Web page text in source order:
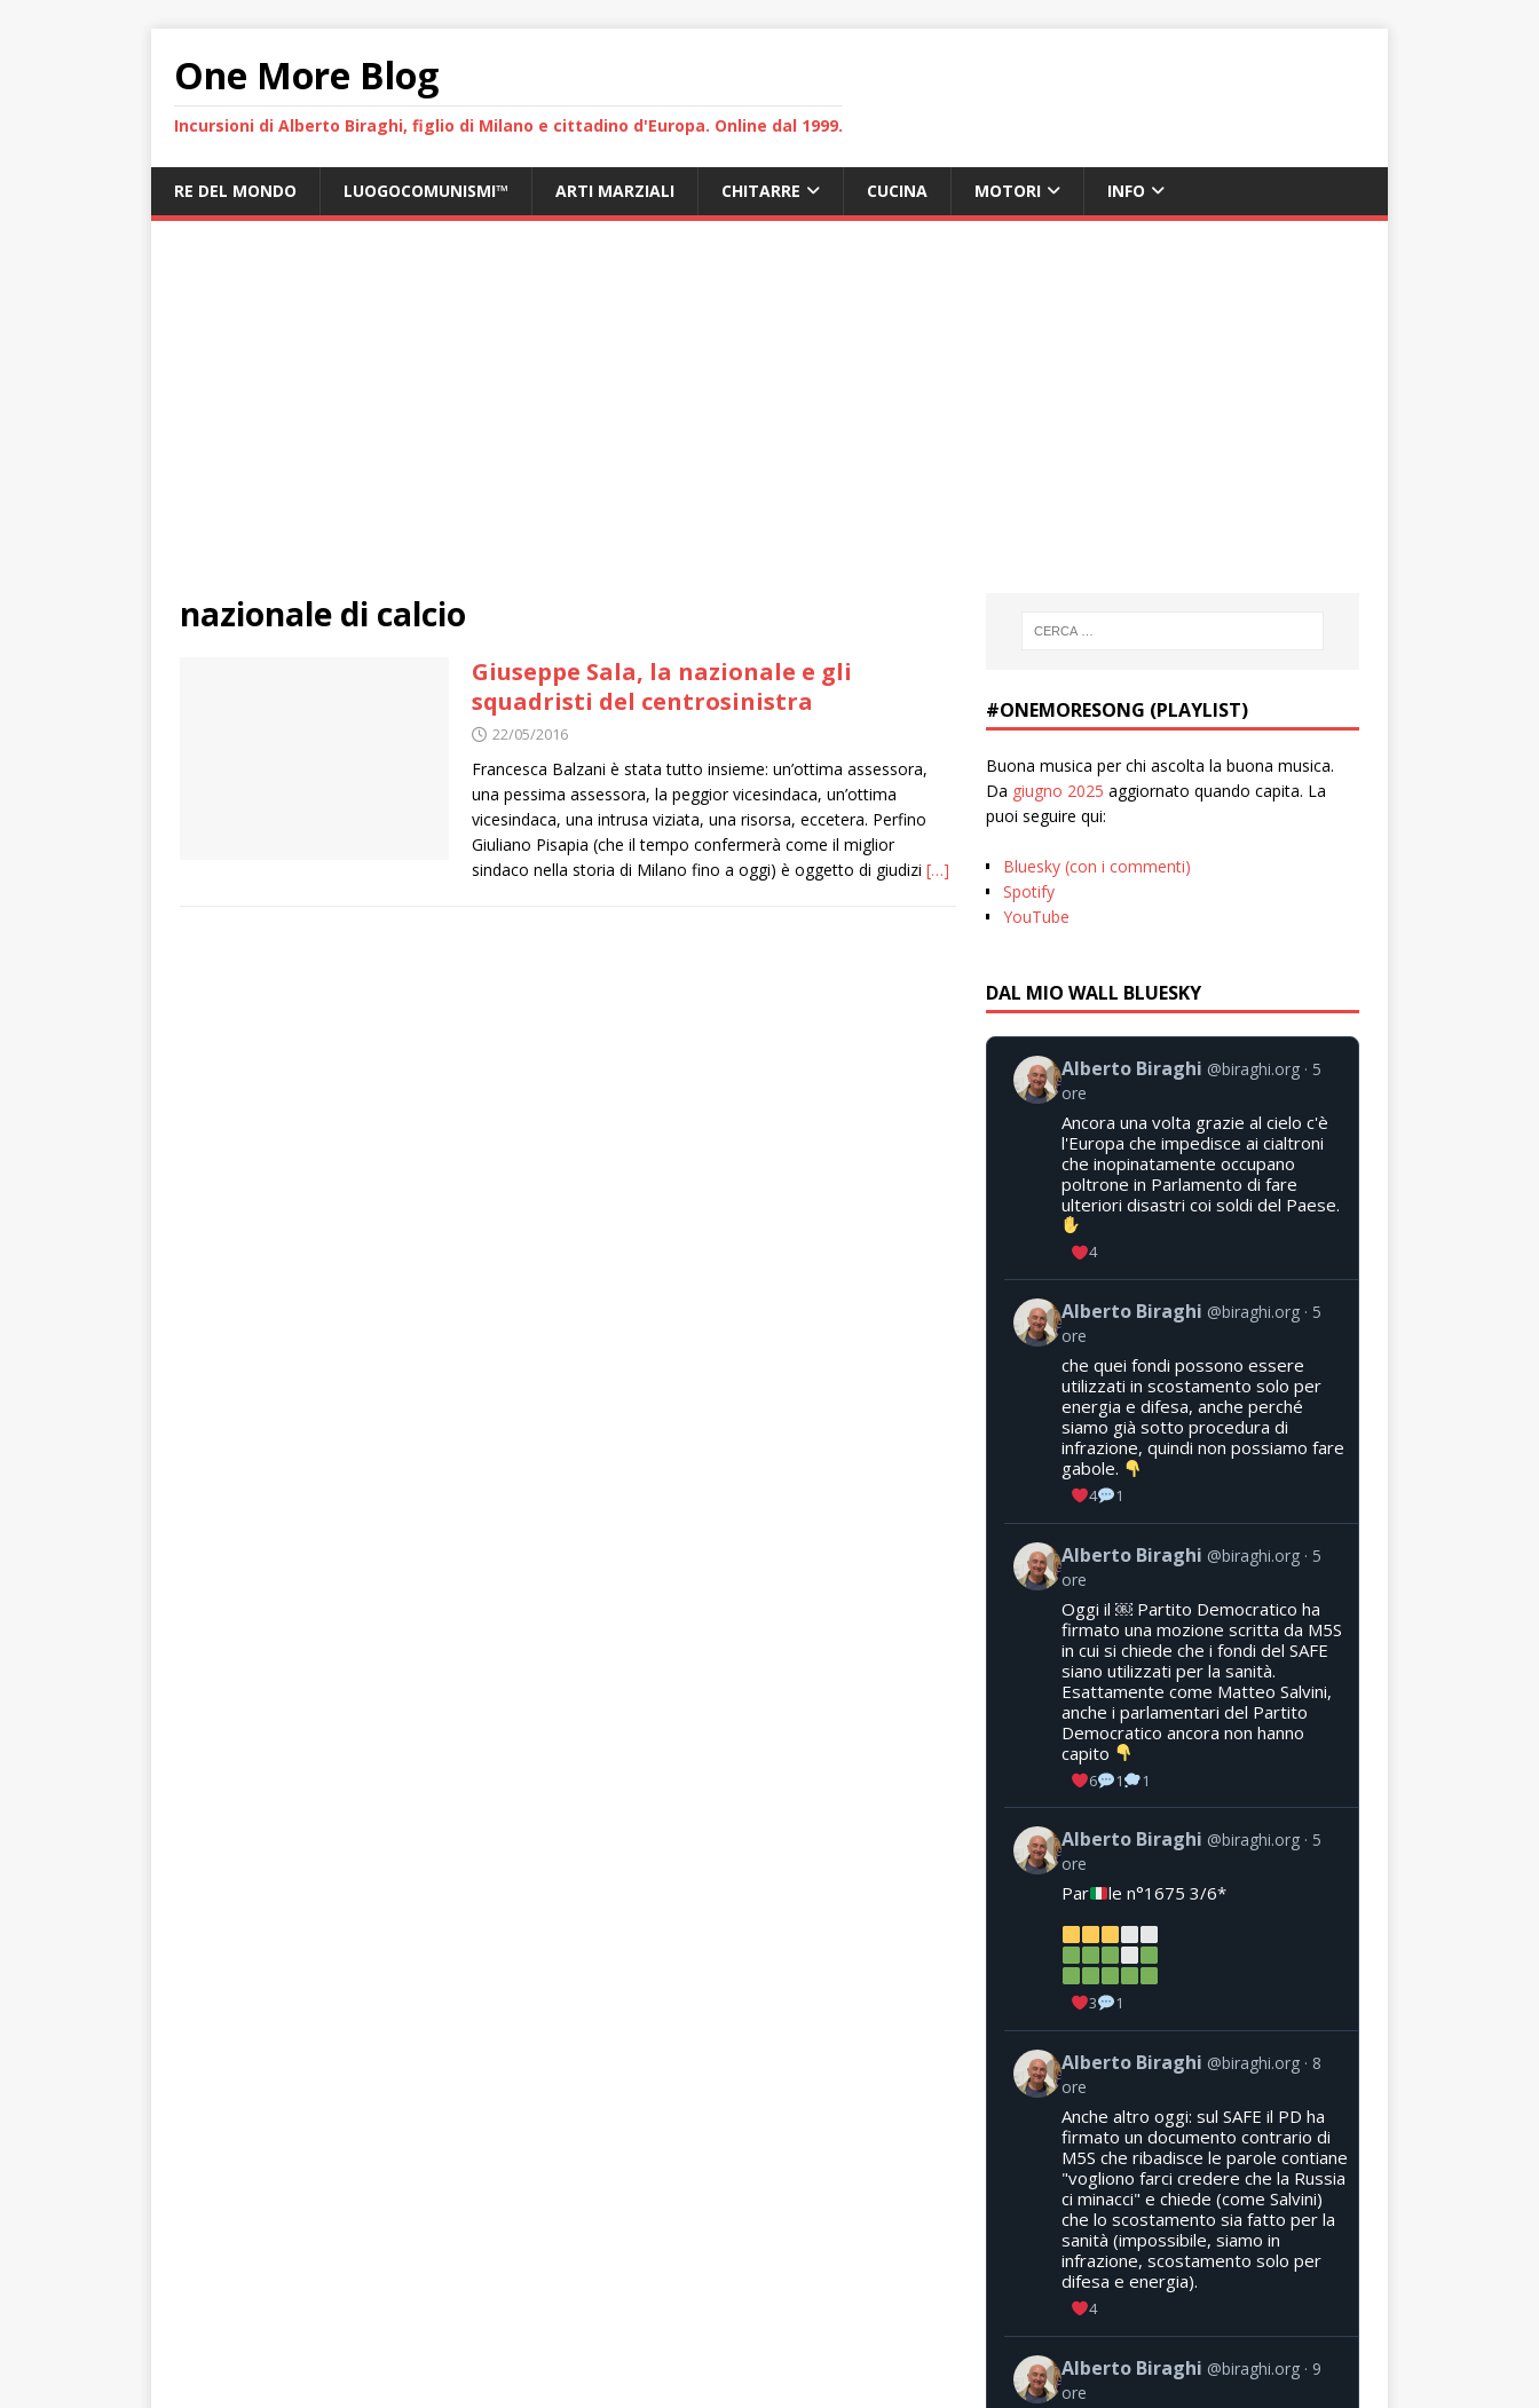
One More Blog
Incursioni di Alberto Biraghi, figlio di Milano e cittadino d'Europa. Online dal 1999.
RE DEL MONDO LUOGOCOMUNISMI™ ARTI MARZIALI CHITARRE CUCINA MOTORI INFO
nazionale di calcio
Giuseppe Sala, la nazionale e gli
squadristi del centrosinistra
22/05/2016
Francesca Balzani è stata tutto insieme: un’ottima assessora,
una pessima assessora, la peggior vicesindaca, un’ottima
vicesindaca, una intrusa viziata, una risorsa, eccetera. Perfino
Giuliano Pisapia (che il tempo confermerà come il miglior
sindaco nella storia di Milano fino a oggi) è oggetto di giudizi […]
#ONEMORESONG (PLAYLIST)
Buona musica per chi ascolta la buona musica.
Da giugno 2025 aggiornato quando capita. La
puoi seguire qui:
Bluesky (con i commenti)
Spotify
YouTube
DAL MIO WALL BLUESKY
Alberto Biraghi @biraghi.org
5
ore
Ancora una volta grazie al cielo c'è
l'Europa che impedisce ai cialtroni
che inopinatamente occupano
poltrone in Parlamento di fare
ulteriori disastri coi soldi del Paese.
4
Alberto Biraghi @biraghi.org
5
ore
che quei fondi possono essere
utilizzati in scostamento solo per
energia e difesa, anche perché
siamo già sotto procedura di
infrazione, quindi non possiamo fare
gabole.
4 1
Alberto Biraghi @biraghi.org
5
ore
Oggi il ￼ Partito Democratico ha
firmato una mozione scritta da M5S
in cui si chiede che i fondi del SAFE
siano utilizzati per la sanità.
Esattamente come Matteo Salvini,
anche i parlamentari del Partito
Democratico ancora non hanno
capito
6 1 1
Alberto Biraghi @biraghi.org
5
ore
Par le n°1675 3/6*
3 1
Alberto Biraghi @biraghi.org
8
ore
Anche altro oggi: sul SAFE il PD ha
firmato un documento contrario di
M5S che ribadisce le parole contiane
"vogliono farci credere che la Russia
ci minacci" e chiede (come Salvini)
che lo scostamento sia fatto per la
sanità (impossibile, siamo in
infrazione, scostamento solo per
difesa e energia).
4
Alberto Biraghi @biraghi.org
9
ore